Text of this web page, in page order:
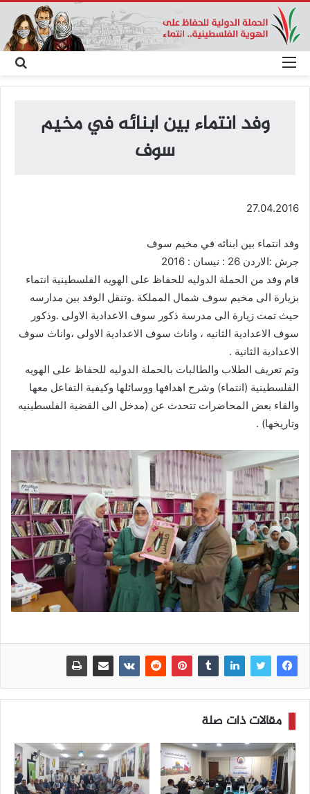
عن
القائمة
وفد انتماء بين ابنائه في مخيم
سوف
27.04.2016
وفد انتماء بين ابنائه في مخيم سوف
جرش :الاردن 26 : نيسان : 2016
قام وفد من الحملة الدوليه للحفاظ على الهويه الفلسطينية انتماء
بزيارة الى مخيم سوف شمال المملكة .وتنقل الوفد بين مدارسه
حيث تمت زيارة الى مدرسة ذكور سوف الاعدادية الاولى .وذكور
سوف الاعدادية الثانيه ، واناث سوف الاعدادية الاولى ،واناث سوف
الاعدادية الثانية .
وتم تعريف الطلاب والطالبات بالحملة الدوليه للحفاظ على الهويه
الفلسطينية (انتماء) وشرح اهدافها ووسائلها وكيفية التفاعل معها
والقاء بعض المحاضرات تتحدث عن (مدخل الى القضية الفلسطينيه
وتاريخها) .
مقالات ذات صلة